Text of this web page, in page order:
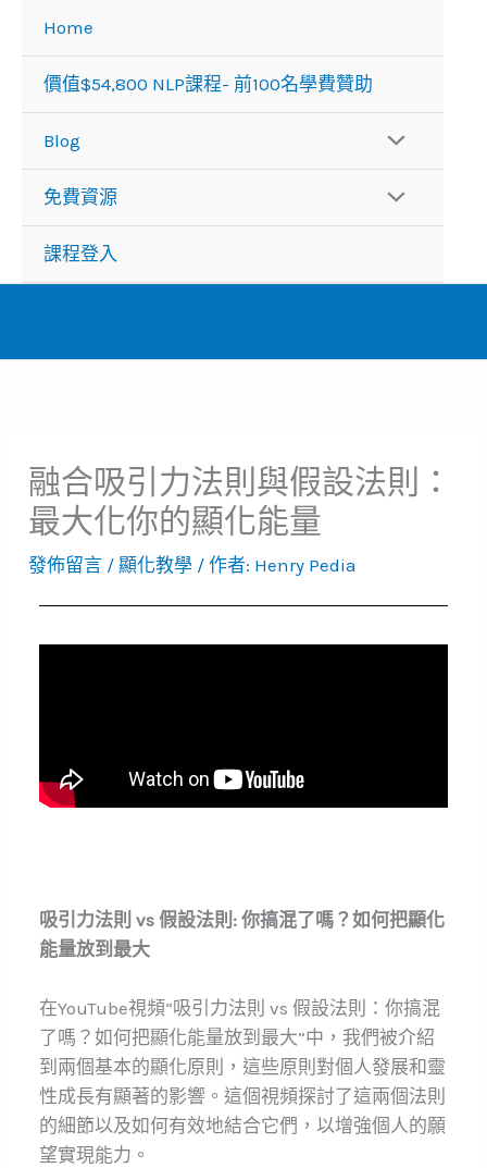
Home
價值$54,800 NLP課程- 前100名學費贊助
Blog
免費資源
課程登入
融合吸引力法則與假設法則：
最大化你的顯化能量
發佈留言 / 顯化教學 / 作者: Henry Pedia
吸引力法則 vs假設法則 :你搞混了嗎？如何把顯化
能量放到最大
在YouTube視頻“吸引力法則 vs 假設法則：你搞混
了嗎？如何把顯化能量放到最大”中，我們被介紹
到兩個基本的顯化原則，這些原則對個人發展和靈
性成長有顯著的影響。這個視頻探討了這兩個法則
的細節以及如何有效地結合它們，以增強個人的願
望實現能力。